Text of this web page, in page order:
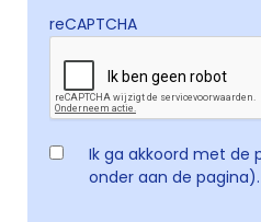
reCAPTCHA
Ik ga akkoord met de
onder aan de pagina).